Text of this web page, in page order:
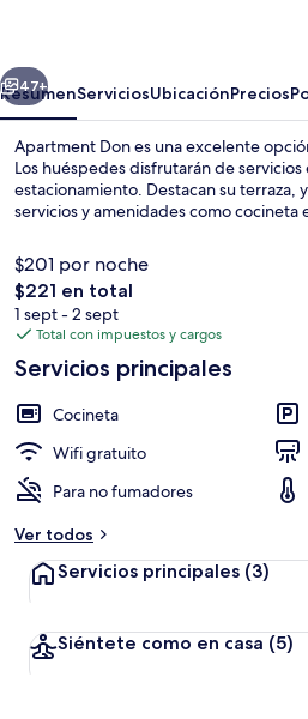
Siguiente
47+
ResumenServiciosUbicaciónPrecios
Apartment Don es una excelente
Los huéspedes disfrutarán de
estacionamiento. Destacan su terraza,
servicios y amenidades como cocineta
$201 por noche
El
precio
total
de
$221 en total
1 sept - 2 sept
Total con impuestos y cargos
Servicios principales
Cocineta
Wifi gratuito
Para no fumadores
Ver todos
Servicios principales (3)
Siéntete como en casa (5)